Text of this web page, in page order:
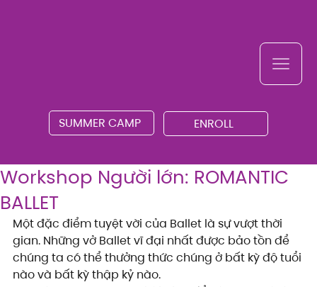
SUMMER CAMP ENROLL
Workshop Người lớn: ROMANTIC
BALLET
Một đặc điểm tuyệt vời của Ballet là sự vượt thời
gian. Những vở Ballet vĩ đại nhất được bảo tồn để
chúng ta có thể thưởng thức chúng ở bất kỳ độ tuổi
nào và bất kỳ thập kỷ nào.